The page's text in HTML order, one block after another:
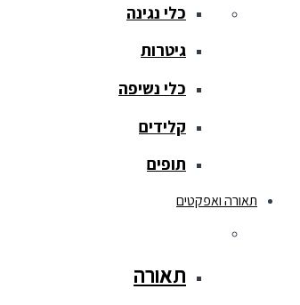
כלי נגינה
גיטרות
כלי נשיפה
קלידים
תופים
תאורה ואפקטים
תאורה